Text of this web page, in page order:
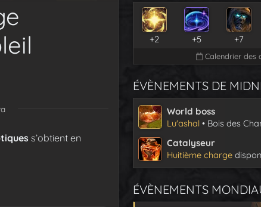
s’obtient en
+2 +5 +7
Calendrier des
ÉVÈNEMENTS DE
World boss
Lu'ashal • Bois des
Catalyseur
Huitième charge
ÉVÈNEMENTS